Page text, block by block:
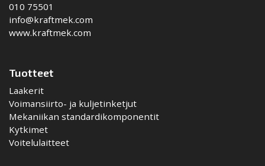
010 75501
info@kraftmek.com
www.kraftmek.com
Tuotteet
Laakerit
Voimansiirto- ja kuljetinketjut
Mekaniikan standardikomponentit
Kytkimet
Voitelulaitteet